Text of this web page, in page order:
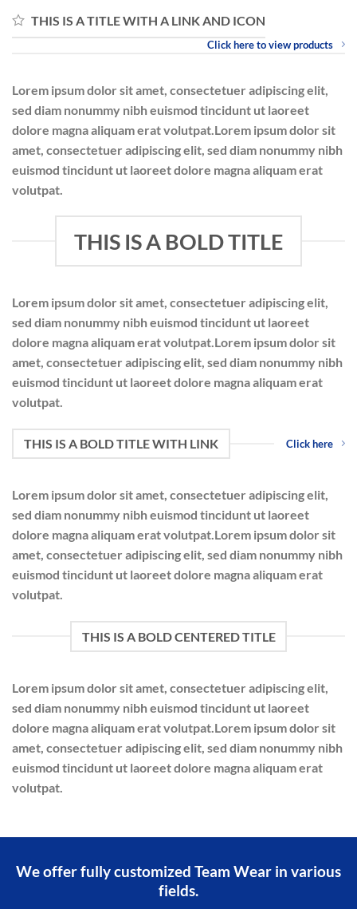
THIS IS A TITLE WITH A LINK AND ICON
Click here to view products
Lorem ipsum dolor sit amet, consectetuer adipiscing elit,
sed diam nonummy nibh euismod tincidunt ut laoreet
dolore magna aliquam erat volutpat.Lorem ipsum dolor sit
amet, consectetuer adipiscing elit, sed diam nonummy nibh
euismod tincidunt ut laoreet dolore magna aliquam erat
volutpat.
THIS IS A BOLD TITLE
Lorem ipsum dolor sit amet, consectetuer adipiscing elit,
sed diam nonummy nibh euismod tincidunt ut laoreet
dolore magna aliquam erat volutpat.Lorem ipsum dolor sit
amet, consectetuer adipiscing elit, sed diam nonummy nibh
euismod tincidunt ut laoreet dolore magna aliquam erat
volutpat.
THIS IS A BOLD TITLE WITH LINK Click here
Lorem ipsum dolor sit amet, consectetuer adipiscing elit,
sed diam nonummy nibh euismod tincidunt ut laoreet
dolore magna aliquam erat volutpat.Lorem ipsum dolor sit
amet, consectetuer adipiscing elit, sed diam nonummy nibh
euismod tincidunt ut laoreet dolore magna aliquam erat
volutpat.
THIS IS A BOLD CENTERED TITLE
Lorem ipsum dolor sit amet, consectetuer adipiscing elit,
sed diam nonummy nibh euismod tincidunt ut laoreet
dolore magna aliquam erat volutpat.Lorem ipsum dolor sit
amet, consectetuer adipiscing elit, sed diam nonummy nibh
euismod tincidunt ut laoreet dolore magna aliquam erat
volutpat.
We offer fully customized Team Wear in various
fields.